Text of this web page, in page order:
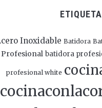
Inoxidable Batidora
Profesional batidora
profesional white